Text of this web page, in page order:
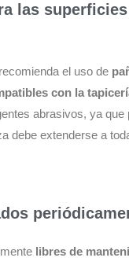
las
el uso de
con la
abrasivos, ya
debe extenderse a
libres de